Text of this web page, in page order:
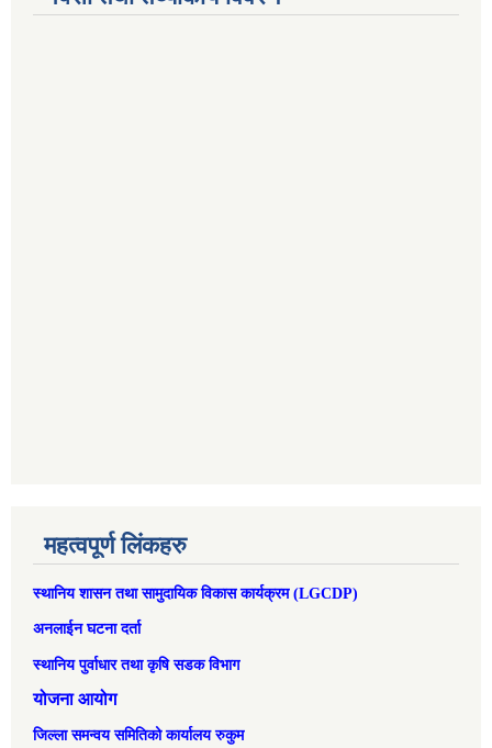
महत्वपूर्ण लिंकहरु
स्थानिय शासन तथा सामुदायिक विकास कार्यक्रम (LGCDP)
अनलाईन घटना दर्ता
स्थानिय पुर्वाधार तथा कृषि सडक विभाग
योजना आयोग
जिल्ला समन्वय समितिको कार्यालय रुकुम